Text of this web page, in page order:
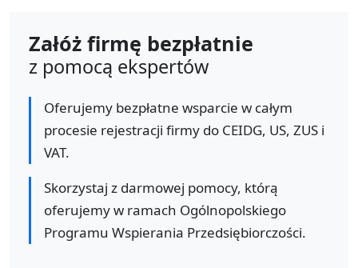
Załóż firmę bezpłatnie
z pomocą ekspertów
Oferujemy bezpłatne wsparcie w całym
procesie rejestracji firmy do CEIDG, US, ZUS i
VAT.
Skorzystaj z darmowej pomocy, którą
oferujemy w ramach Ogólnopolskiego
Programu Wspierania Przedsiębiorczości.